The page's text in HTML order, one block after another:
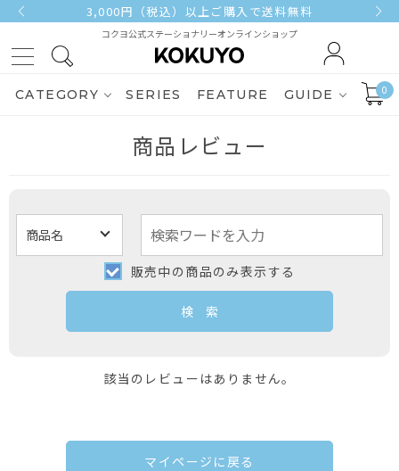
3,000円（税込）以上ご購入で送料無料
コクヨ公式ステーショナリーオンラインショップ
CATEGORY SERIES FEATURE GUIDE 0
商品レビュー
販売中の商品のみ表示する
該当のレビューはありません。
マイページに戻る